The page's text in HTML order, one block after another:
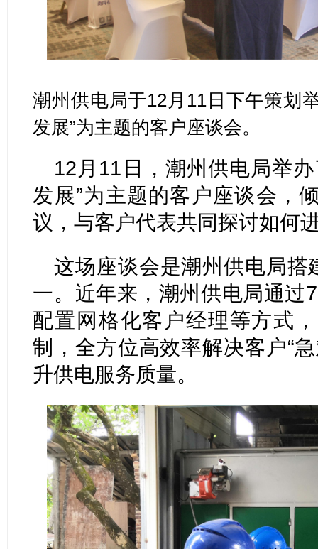
潮州供电局于12月11日下午策划
发展”为主题的客户座谈会。
12月11日，潮州供电局举
发展”为主题的客户座谈会，
议，与客户代表共同探讨如何
这场座谈会是潮州供电局搭
一。近年来，潮州供电局通过
配置网格化客户经理等方式
制，全方位高效率解决客户“
升供电服务质量。